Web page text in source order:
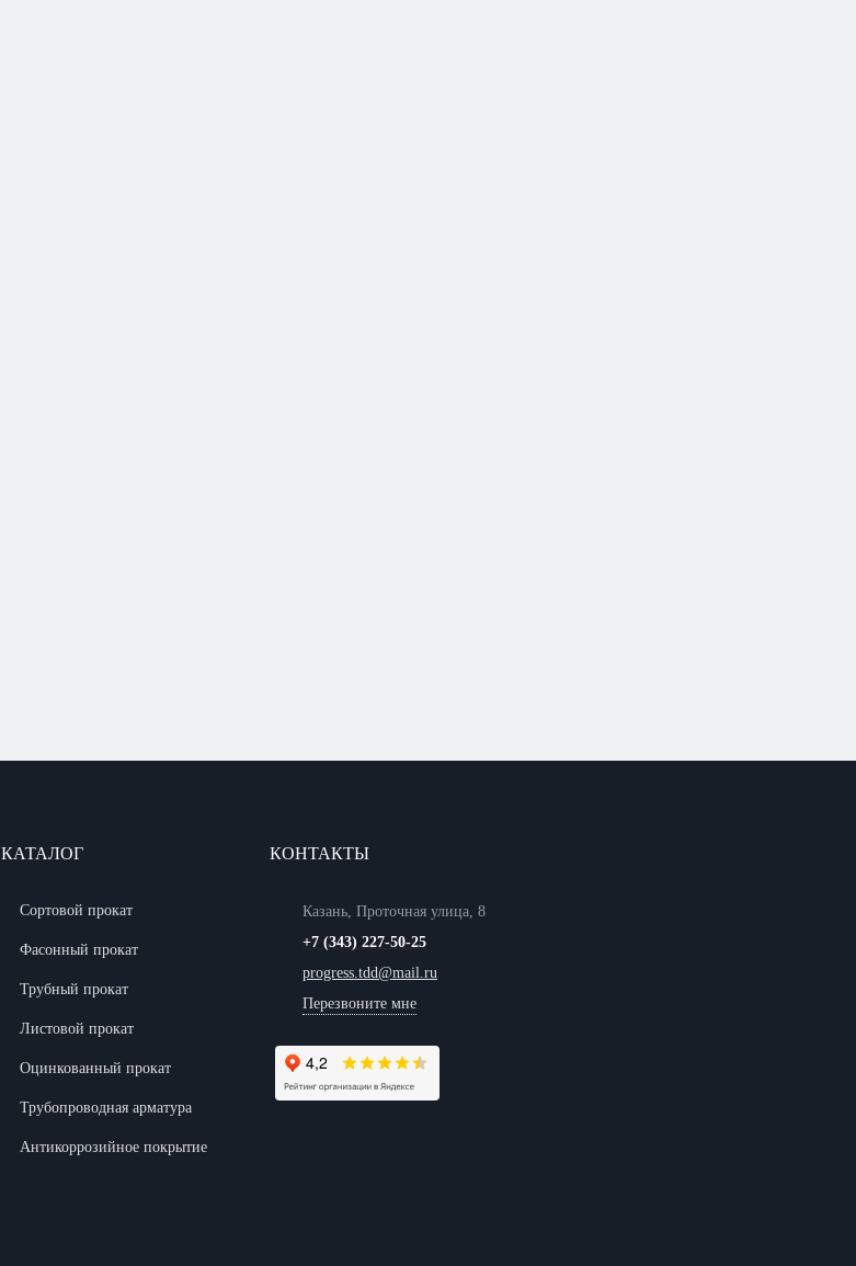
КАТАЛОГ
Сортовой прокат
Фасонный прокат
Трубный прокат
Листовой прокат
Оцинкованный прокат
Трубопроводная арматура
Антикоррозийное покрытие
КОНТАКТЫ
Казань, Проточная улица, 8
+7 (343) 227-50-25
progress.tdd@mail.ru
Перезвоните мне